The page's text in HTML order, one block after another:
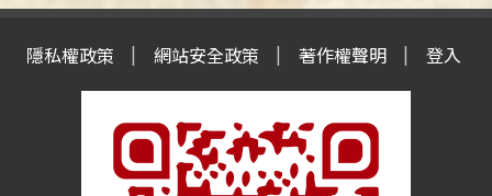
隱私權政策 網站安全政策 著作權聲明 登入